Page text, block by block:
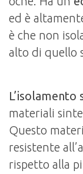
ed è
è che non
alto di quello
L’isolamento
materiali
Questo
resistente
rispetto alla